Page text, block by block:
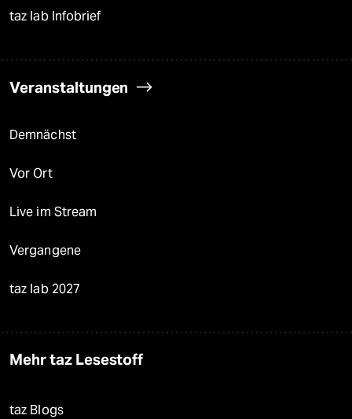
taz lab Infobrief
Veranstaltungen
Demnächst
Vor Ort
Live im Stream
Vergangene
taz lab 2027
Mehr taz Lesestoff
taz Blogs